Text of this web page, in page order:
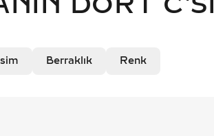
Berraklık Renk